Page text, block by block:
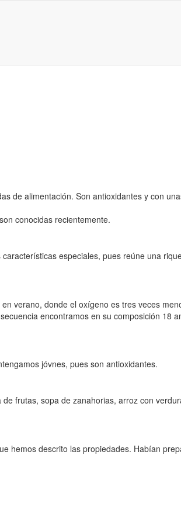
de alimentación. Son antioxidantes y con
conocidas recientemente.
especiales, pues reúne una
verano, donde el oxígeno es tres veces
encontramos en su composición 18
jóvnes, pues son antioxidantes.
frutas, sopa de zanahorias, arroz con
hemos descrito las propiedades. Habían